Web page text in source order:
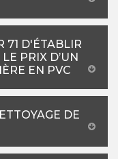
71 D'ÉTABLIR
PRIX D’UN
EN PVC
DE